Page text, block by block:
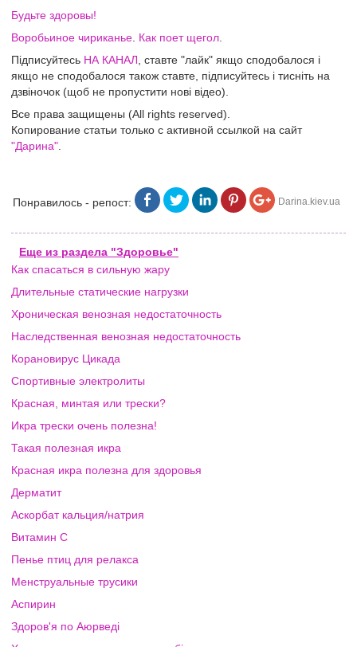
Будьте здоровы!
Воробьиное чириканье Как поет щегол
Підписуйтесь НА КАНАЛ , ставте "лайк" якщо сподобалося і
якщо не сподобалося також ставте, підписуйтесь і тисніть на
дзвіночок (щоб не пропустити нові відео).
Все права защищены (All rights reserved).
Копирование статьи только с активной ссылкой на сайт
"Дарина"
Понравилось - репост: Darina.kiev.ua
Еще из раздела "Здоровье"
Как спасаться в сильную жару
Длительные статические нагрузки
Хроническая венозная недостаточность
Наследственная венозная недостаточность
Корановирус Цикада
Спортивные электролиты
Красная, минтая или трески?
Икра трески очень полезна!
Такая полезная икра
Красная икра полезна для здоровья
Дерматит
Аскорбат кальция/натрия
Витамин C
Пенье птиц для релакса
Менструальные трусики
Аспирин
Здоров'я по Аюрведі